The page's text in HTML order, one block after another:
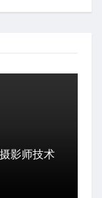
影师技术